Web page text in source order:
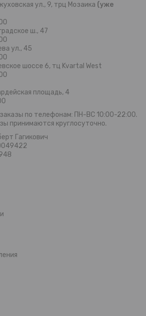
ул., 9, трц Мозаика (уже
ш., 47
ул., 45
шоссе 6, тц Kvartal West
площадь, 4
по телефонам: ПН-ВС 10:00-22:00.
принимаются круглосуточно.
Гагикович